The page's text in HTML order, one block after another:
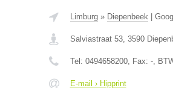
Limburg» Diepenbeek|
Salviastraat 53, 3590
Tel: 0494658200, Fax: -,
E-mail › Hipprint